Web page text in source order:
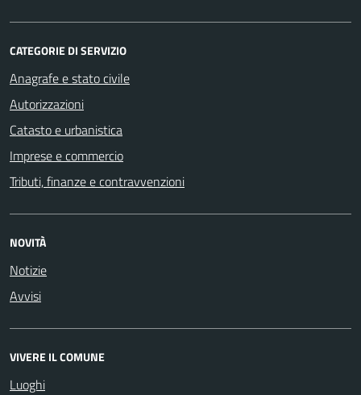
CATEGORIE DI SERVIZIO
Anagrafe e stato civile
Autorizzazioni
Catasto e urbanistica
Imprese e commercio
Tributi, finanze e contravvenzioni
NOVITÀ
Notizie
Avvisi
VIVERE IL COMUNE
Luoghi